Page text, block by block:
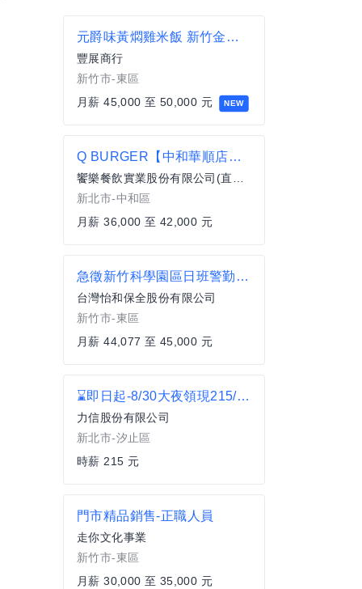
NEW
元爵味黃燜雞米飯 新竹金山店 內場人員
豐展商行
新竹市-東區
月薪 45,000 至 50,000 元
Q BURGER【中和華順店】月薪最高42,000 X儲備幹部一頭班X 歡迎轉職、新鮮人加入
饗樂餐飲實業股份有限公司(直營總公司)
新北市-中和區
月薪 36,000 至 42,000 元
急徵新竹科學園區日班警勤人員
台灣怡和保全股份有限公司
新竹市-東區
月薪 44,077 至 45,000 元
⌛即日起-8/30大夜領現215/H⌛近汐止好市多⌛網購理貨員/長短期皆可 C2
力信股份有限公司
新北市-汐止區
時薪 215 元
門市精品銷售-正職人員
走你文化事業
新竹市-東區
月薪 30,000 至 35,000 元